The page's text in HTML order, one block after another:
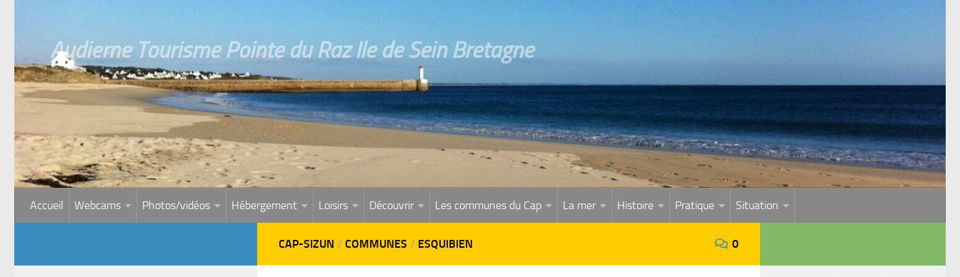
Audierne Tourisme Pointe du Raz Ile de Sein Bretagne
Accueil Webcams Photos/vidéos Hébergement Loisirs Découvrir Les communes du Cap La mer Histoire Pratique Situation
CAP-SIZUN / COMMUNES / ESQUIBIEN 0